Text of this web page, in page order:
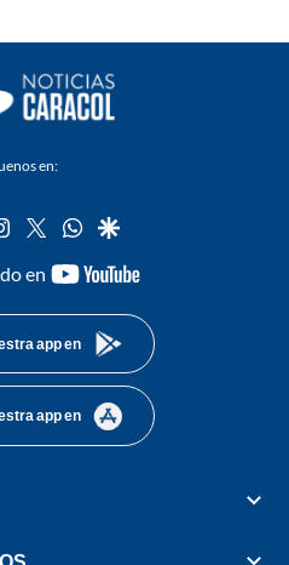
en:
instagram
twitterwhatsapp
google
en
youtube-
app en
app en